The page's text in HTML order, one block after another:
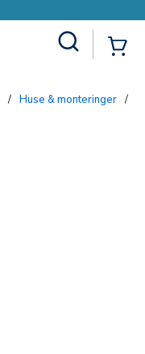
/ Huse & monteringer /